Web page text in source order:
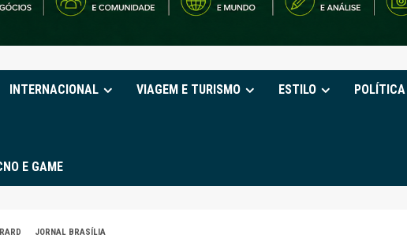
INTERNACIONAL VIAGEM E TURISMO ESTILO POLÍTICA
E GAME
JORNAL BRASÍLIA